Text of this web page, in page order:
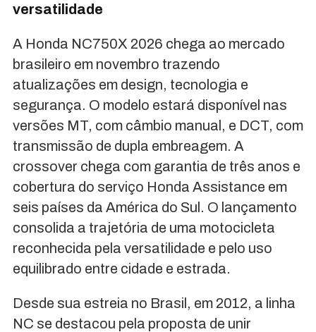
versatilidade
A Honda NC750X 2026 chega ao mercado
brasileiro em novembro trazendo
atualizações em design, tecnologia e
segurança. O modelo estará disponível nas
versões MT, com câmbio manual, e DCT, com
transmissão de dupla embreagem. A
crossover chega com garantia de três anos e
cobertura do serviço Honda Assistance em
seis países da América do Sul. O lançamento
consolida a trajetória de uma motocicleta
reconhecida pela versatilidade e pelo uso
equilibrado entre cidade e estrada.
Desde sua estreia no Brasil, em 2012, a linha
NC se destacou pela proposta de unir